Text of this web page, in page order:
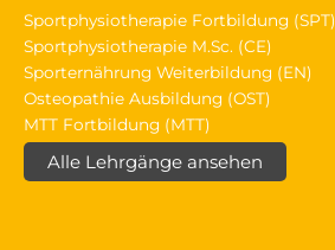
Sportphysiotherapie Fortbildung (SPT)
Sportphysiotherapie M.Sc. (CE)
Sporternährung Weiterbildung (EN)
Osteopathie Ausbildung (OST)
MTT Fortbildung (MTT)
Alle Lehrgänge ansehen